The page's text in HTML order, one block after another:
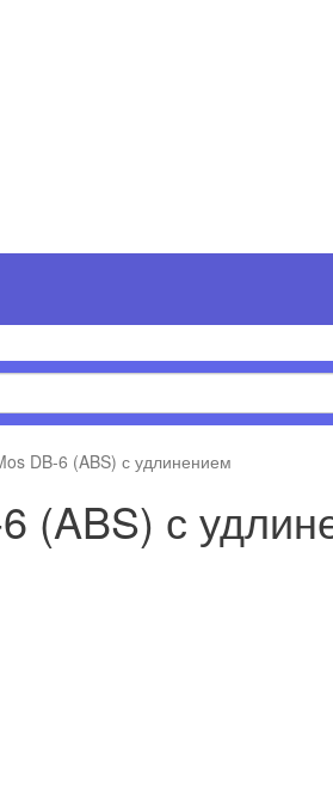
DB-6 (ABS) с удлинением
(ABS) с